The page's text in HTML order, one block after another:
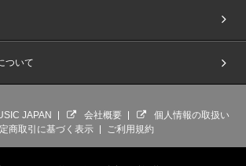
ついて
JAPAN 会社概要
個人情報の取扱い
商取引に基づく表示
ご利用規約